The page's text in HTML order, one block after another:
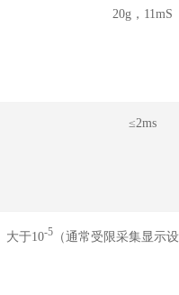
20g，11mS
≤2ms
大于10-5（通常受限采集显示